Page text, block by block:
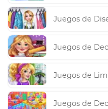
Juegos de
Juegos de
Juegos de
Juegos de